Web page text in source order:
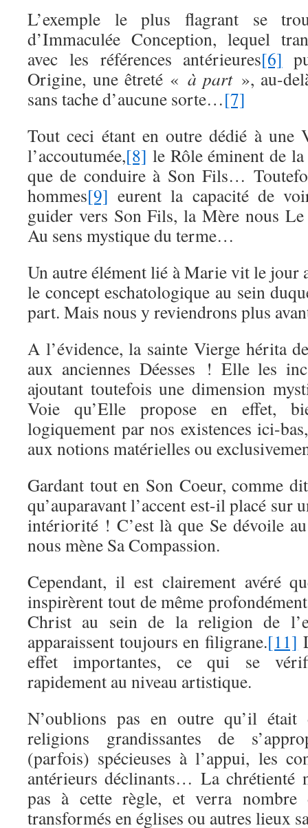
L’exemple le plus flagrant se
d’Immaculée Conception, lequel
avec les références antérieures[6]
Origine, une êtreté « à part», au-
sans tache d’aucune sorte…[7]
Tout ceci étant en outre dédié à une
l’accoutumée,[8] le Rôle éminent de
que de conduire à Son Fils…
hommes[9] eurent la capacité de
guider vers Son Fils, la Mère nous
Au sens mystique du terme…
Un autre élément lié à Marie vit le jour
le concept eschatologique au sein
part. Mais nous y reviendrons plus
A l’évidence, la sainte Vierge hérita
aux anciennes Déesses ! Elle les
ajoutant toutefois une dimension
Voie qu’Elle propose en effet,
logiquement par nos existences ici-
aux notions matérielles ou
Gardant tout en Son Coeur, comme
qu’auparavant l’accent est-il placé sur
intériorité ! C’est là que Se dévoile
nous mène Sa Compassion.
Cependant, il est clairement avéré
inspirèrent tout de même
Christ au sein de la religion de
apparaissent toujours en filigrane.[11]
effet importantes, ce qui se
rapidement au niveau artistique.
N’oublions pas en outre qu’il
religions grandissantes de
(parfois) spécieuses à l’appui, les
antérieurs déclinants… La chrétienté
pas à cette règle, et verra nombre
transformés en églises ou autres lieux